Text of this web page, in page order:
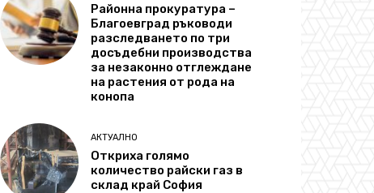
Районна прокуратура –
Благоевград ръководи
разследването по три
досъдебни производства
за незаконно отглеждане
на растения от рода на
конопа
АКТУАЛНО
Откриха голямо
количество райски газ в
склад край София